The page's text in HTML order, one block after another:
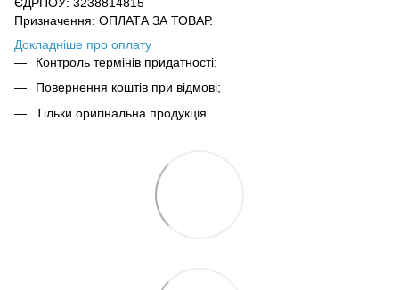
Призначення: ОПЛАТА ЗА ТОВАР.
Докладніше про оплату
Контроль термінів придатності;
Повернення коштів при відмові;
Тільки оригінальна продукція.